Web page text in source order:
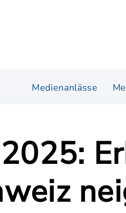
Medienanlässe